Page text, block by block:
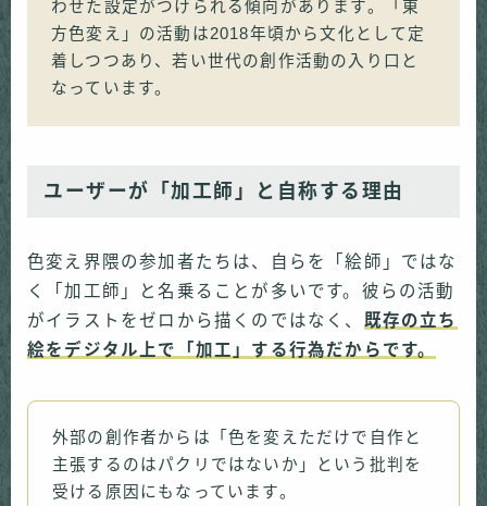
わせた設定がつけられる傾向があります。「東
方色変え」の活動は2018年頃から文化として定
着しつつあり、若い世代の創作活動の入り口と
なっています。
ユーザーが「加工師」と自称する理由
色変え界隈の参加者たちは、自らを「絵師」ではな
く「加工師」と名乗ることが多いです。彼らの活動
がイラストをゼロから描くのではなく、 既存の立ち
絵をデジタル上で「加工」する行為だからです。
外部の創作者からは「色を変えただけで自作と
主張するのはパクリではないか」という批判を
受ける原因にもなっています。